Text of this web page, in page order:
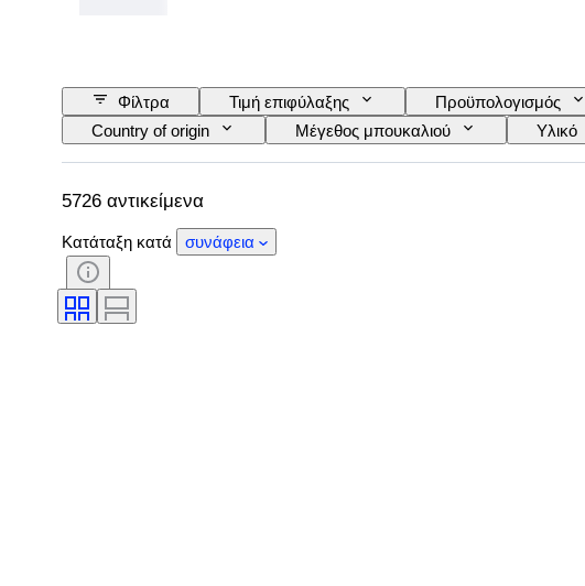
Φίλτρα Τιμή επιφύλαξης Προϋπολογισμός
Country of origin
Μέγεθος μπουκαλιού Υλικό
Περιοχή κρασιού
Επωνυμία/ταξινόμηση κρασιού
5726 αντικείμενα
Κατάταξη κατά συνάφεια